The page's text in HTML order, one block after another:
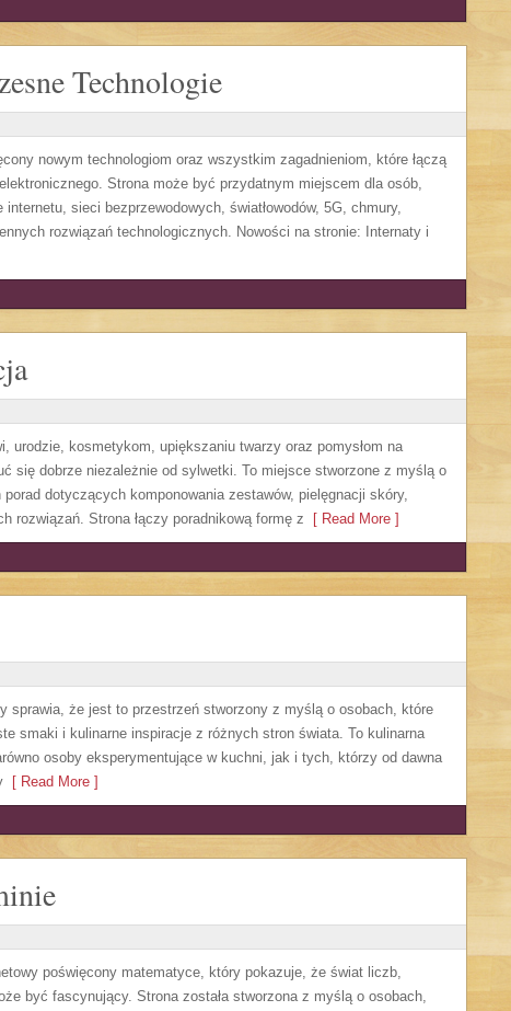
Technologie
nowym technologiom oraz wszystkim zagadnieniom, które łączą
Strona może być przydatnym miejscem dla osób,
sieci bezprzewodowych, światłowodów, 5G, chmury,
rozwiązań technologicznych. Nowości na stronie: Internaty i
urodzie, kosmetykom, upiększaniu twarzy oraz pomysłom na
się dobrze niezależnie od sylwetki. To miejsce stworzone z myślą o
dotyczących komponowania zestawów, pielęgnacji skóry,
rozwiązań. Strona łączy poradnikową formę z [ Read More ]
sprawia, że jest to przestrzeń stworzony z myślą o osobach, które
smaki i kulinarne inspiracje z różnych stron świata. To kulinarna
osoby eksperymentujące w kuchni, jak i tych, którzy od dawna
[ Read More ]
poświęcony matematyce, który pokazuje, że świat liczb,
być fascynujący. Strona została stworzona z myślą o osobach,